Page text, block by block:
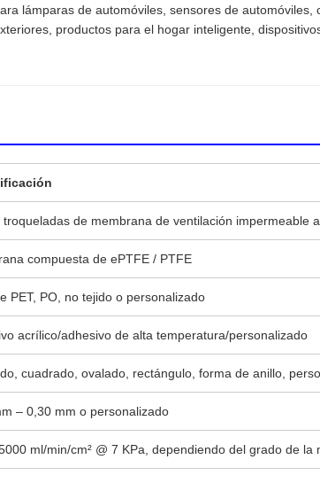
lámparas de automóviles, sensores de
productos para el hogar inteligente,
troqueladas de membrana de ventilación impermeable
compuesta de ePTFE / PTFE
PET, PO, no tejido o personalizado
acrílico/adhesivo de alta temperatura/personalizado
cuadrado, ovalado, rectángulo, forma de anillo,
– 0,30 mm o personalizado
ml/min/cm² @ 7 KPa, dependiendo del grado de la